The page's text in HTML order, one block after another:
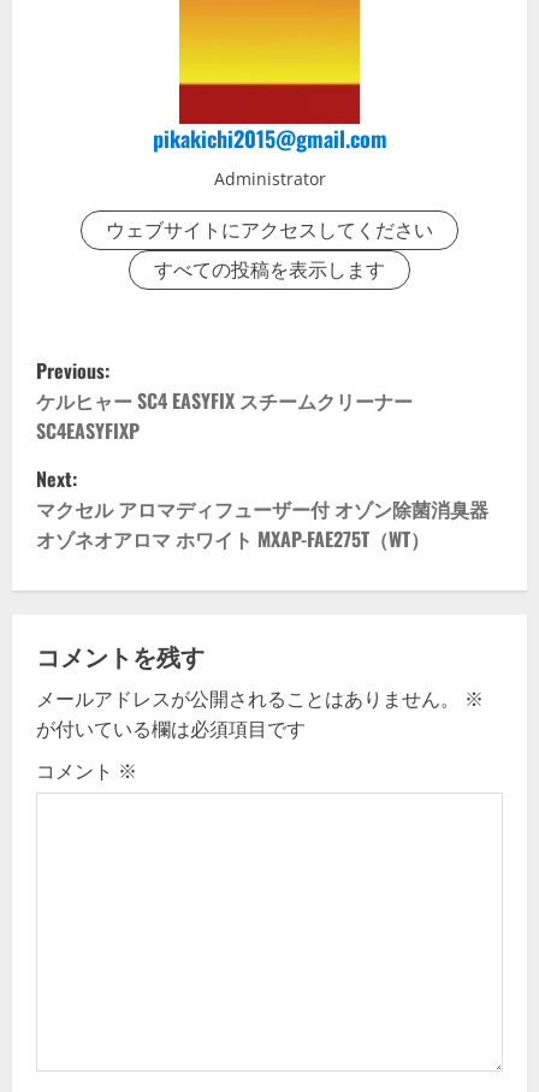
pikakichi2015@gmail.com
Administrator
ウェブサイトにアクセスしてください
すべての投稿を表示します
P
o
s
t
n
v
i
g
Previous:
ケルヒャー SC4 EASYFIX スチームクリーナー
SC4EASYFIXP
Next:
マクセル アロマディフューザー付 オゾン除菌消臭器
オゾネオアロマ ホワイト MXAP-FAE275T（WT）
コメントを残す
メールアドレスが公開されることはありません。
※
が付いている欄は必須項目です
コメント ※